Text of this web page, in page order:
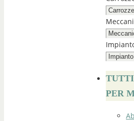
PER